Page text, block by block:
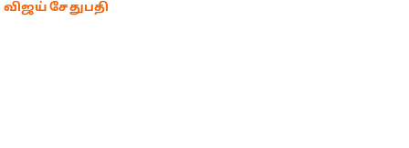
விஜய் சேதுபதி